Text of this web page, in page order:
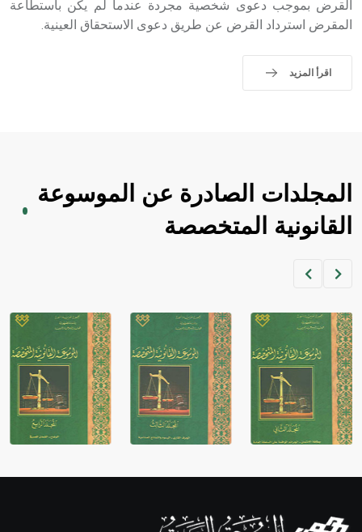
القرض بموجب دعوى شخصية مجردة عندما لم يكن باستطاعة
المقرض استرداد القرض عن طريق دعوى الاستحقاق العينية.
اقرأ المزيد
المجلدات الصادرة عن الموسوعة
القانونية المتخصصة